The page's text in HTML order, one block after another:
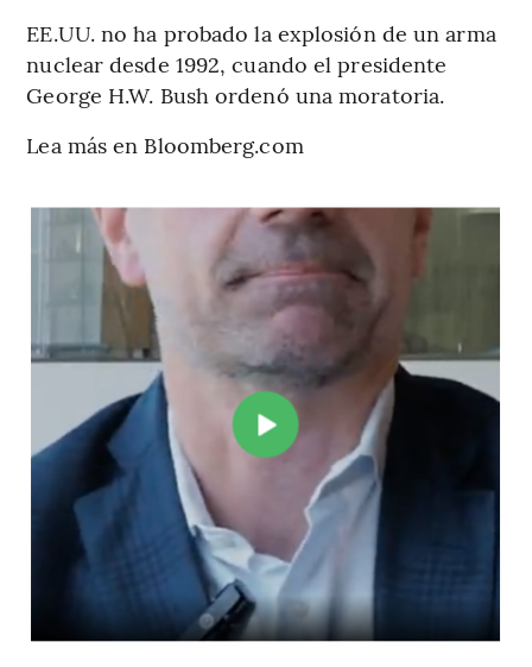
EE.UU. no ha probado la explosión de un arma
nuclear desde 1992, cuando el presidente
George H.W. Bush ordenó una moratoria.
Lea más en Bloomberg.com